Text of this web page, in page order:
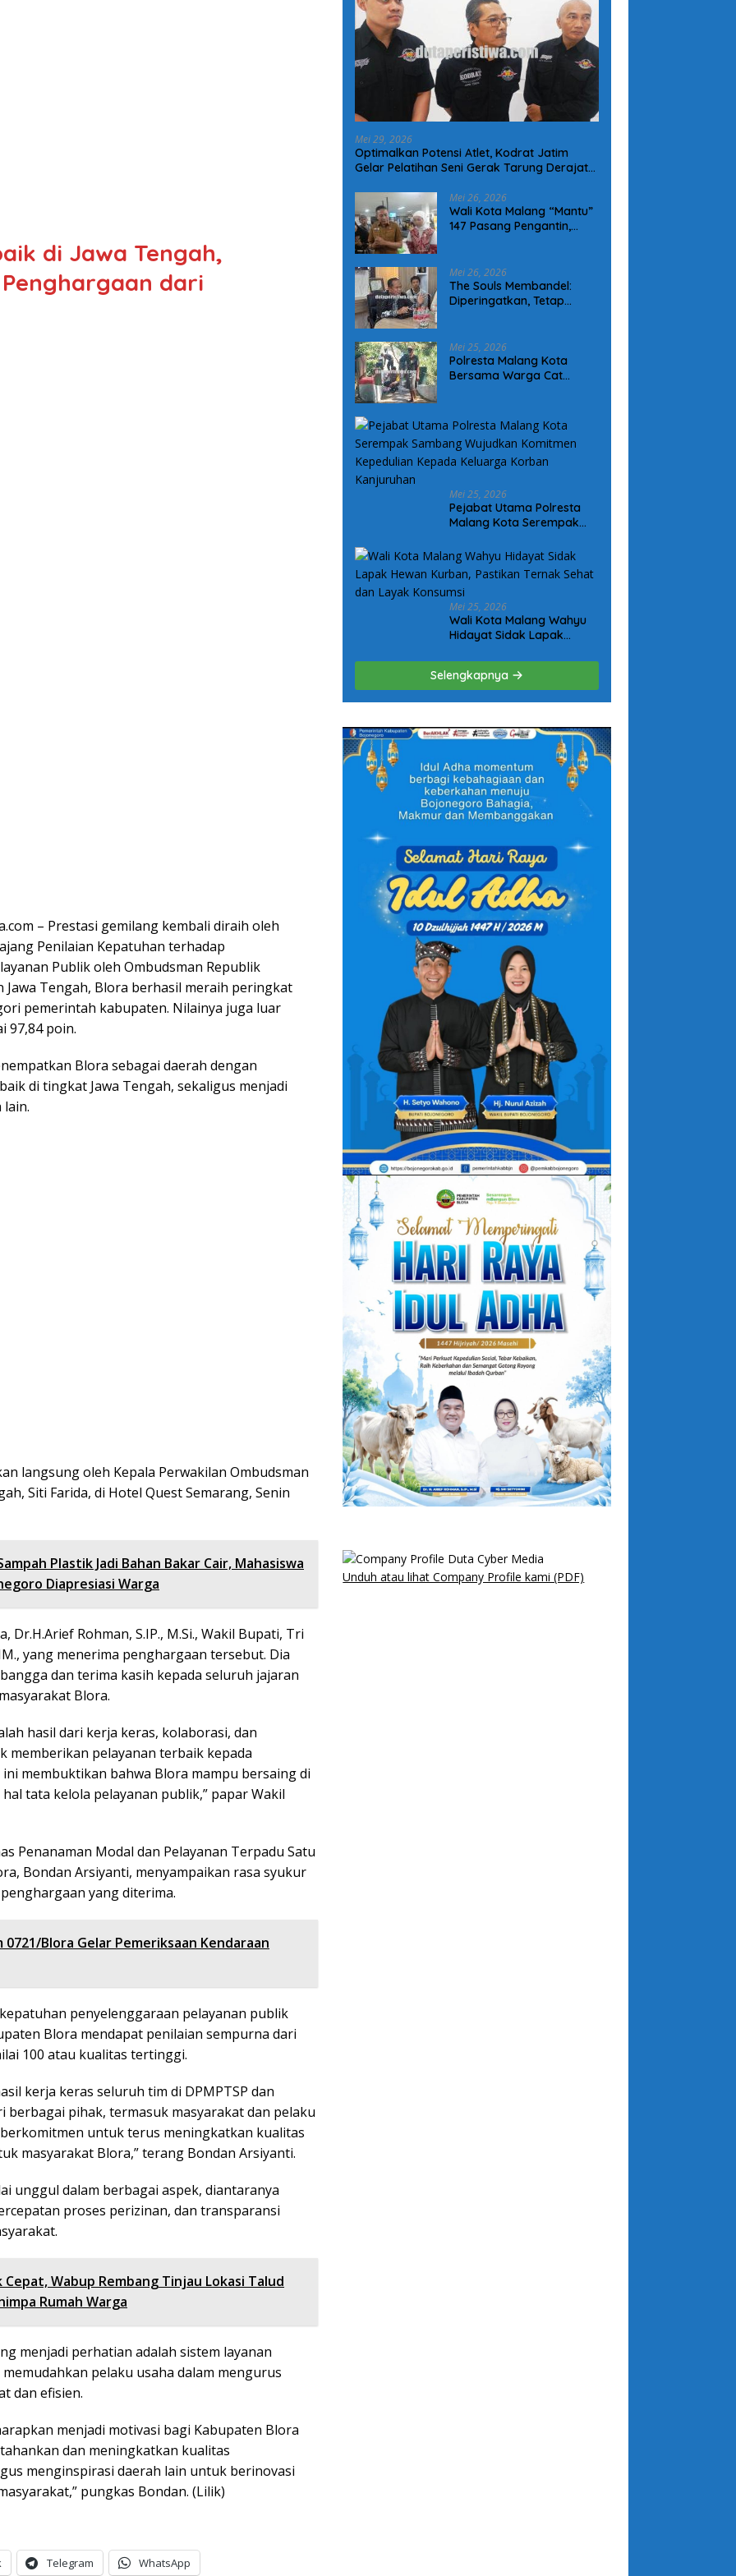
di Jawa Tengah,
dari
– Prestasi gemilang kembali diraih oleh
Penilaian Kepatuhan terhadap
Publik oleh Ombudsman Republik
Jawa Tengah, Blora berhasil meraih peringkat
pemerintah kabupaten. Nilainya juga luar
97,84 poin.
Blora sebagai daerah dengan
di tingkat Jawa Tengah, sekaligus menjadi
lain.
langsung oleh Kepala Perwakilan Ombudsman
Siti Farida, di Hotel Quest Semarang, Senin
Plastik Jadi Bahan Bakar Cair, Mahasiswa
Diapresiasi Warga
Dr.H.Arief Rohman, S.IP., M.Si., Wakil Bupati, Tri
yang menerima penghargaan tersebut. Dia
dan terima kasih kepada seluruh jajaran
Blora.
hasil dari kerja keras, kolaborasi, dan
memberikan pelayanan terbaik kepada
ini membuktikan bahwa Blora mampu bersaing di
tata kelola pelayanan publik,” papar Wakil
Penanaman Modal dan Pelayanan Terpadu Satu
Bondan Arsiyanti, menyampaikan rasa syukur
yang diterima.
0721/Blora Gelar Pemeriksaan Kendaraan
penyelenggaraan pelayanan publik
Blora mendapat penilaian sempurna dari
100 atau kualitas tertinggi.
kerja keras seluruh tim di DPMPTSP dan
berbagai pihak, termasuk masyarakat dan pelaku
berkomitmen untuk terus meningkatkan kualitas
masyarakat Blora,” terang Bondan Arsiyanti.
unggul dalam berbagai aspek, diantaranya
proses perizinan, dan transparansi
Cepat, Wabup Rembang Tinjau Lokasi Talud
Rumah Warga
menjadi perhatian adalah sistem layanan
pelaku usaha dalam mengurus
dan efisien.
menjadi motivasi bagi Kabupaten Blora
dan meningkatkan kualitas
menginspirasi daerah lain untuk berinovasi
pungkas Bondan. (Lilik)
Telegram WhatsApp
Mei 29, 2026
Optimalkan Potensi Atlet, Kodrat Jatim
Gelar Pelatihan Seni Gerak Tarung Derajat
Mei 26, 2026
Wali Kota Malang “Mantu”
147 Pasang Pengantin,
Mampu
Mei 26, 2026
The Souls Membandel:
Diperingatkan, Tetap
Mei 25, 2026
Polresta Malang Kota
Bersama Warga Cat
Kamtibmas
Mei 25, 2026
Pejabat Utama Polresta
Malang Kota Serempak
Komitmen Kepedulian
Kepada Keluarga Korban
Kanjuruhan
Mei 25, 2026
Wali Kota Malang Wahyu
Hidayat Sidak Lapak
Ternak Sehat dan Layak
Konsumsi
Selengkapnya
Unduh atau lihat Company Profile kami (PDF)